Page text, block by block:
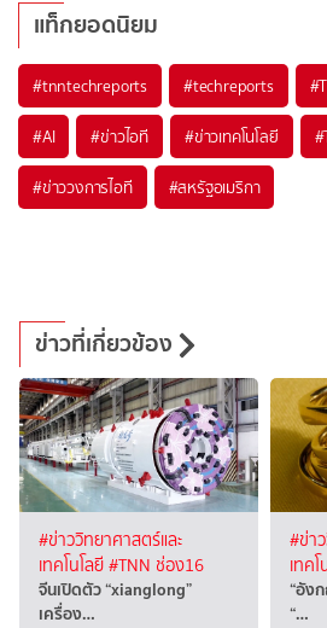
แท็กยอดนิยม
#tnntechreports #techreports #
#AI #ข่าวไอที #ข่าวเทคโนโลยี #
#ข่าววงการไอที #สหรัฐอเมริกา
ข่าวที่เกี่ยวข้อง
#ข่าววิทยาศาสตร์และ
เทคโนโลยี#TNN ช่อง16
จีนเปิดตัว “xianglong”
เครื่อง…
#ข่า
เทค
“อัง
“…